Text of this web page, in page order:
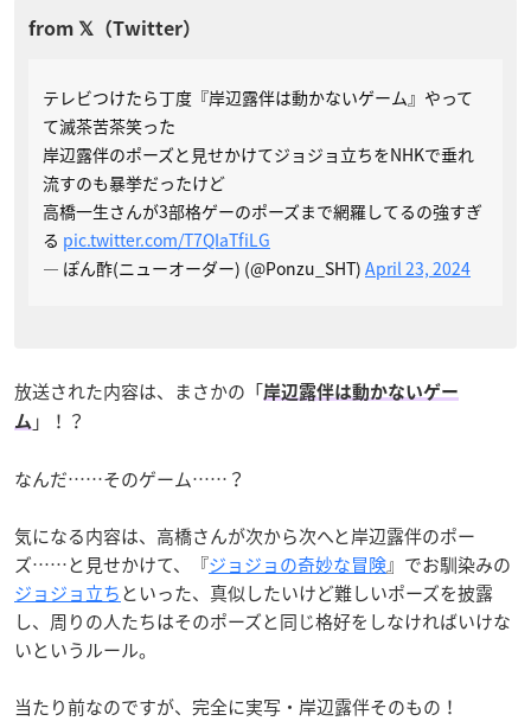
テレビつけたら丁度『岸辺露伴は動かないゲーム』やって
て滅茶苦茶笑った
岸辺露伴のポーズと見せかけてジョジョ立ちをNHKで垂れ
流すのも暴挙だったけど
高橋一生さんが3部格ゲーのポーズまで網羅してるの強すぎ
る pic.twitter.com/T7QIaTfiLG
— ぽん酢(ニューオーダー) (@Ponzu_SHT) April 23, 2024
放送された内容は、まさかの「岸辺露伴は動かないゲー
ム 」！？
なんだ……そのゲーム……？
気になる内容は、高橋さんが次から次へと岸辺露伴のポー
ズ……と見せかけて、『ジョジョの奇妙な冒険』でお馴染みの
ジョジョ立ちといった、真似したいけど難しいポーズを披露
し、周りの人たちはそのポーズと同じ格好をしなければいけな
いというルール。
当たり前なのですが、完全に実写・岸辺露伴そのもの！